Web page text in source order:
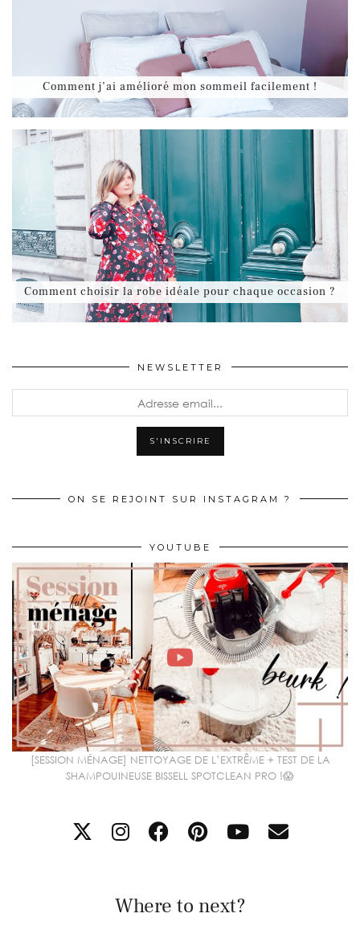
Comment j’ai amélioré mon sommeil facilement !
Comment choisir la robe idéale pour chaque occasion ?
NEWSLETTER
ON SE REJOINT SUR INSTAGRAM ?
YOUTUBE
[SESSION MÉNAGE] NETTOYAGE DE L’EXTRÊME + TEST DE LA
SHAMPOUINEUSE BISSELL SPOTCLEAN PRO !😱
Where to next?